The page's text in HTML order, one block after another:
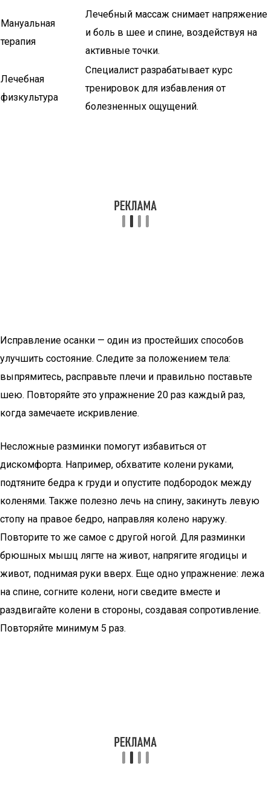
Мануальная
терапия
Лечебный массаж снимает напряжение
и боль в шее и спине, воздействуя на
активные точки.
Лечебная
физкультура
Специалист разрабатывает курс
тренировок для избавления от
болезненных ощущений.
Исправление осанки — один из простейших способов
улучшить состояние. Следите за положением тела:
выпрямитесь, расправьте плечи и правильно поставьте
шею. Повторяйте это упражнение 20 раз каждый раз,
когда замечаете искривление.
Несложные разминки помогут избавиться от
дискомфорта. Например, обхватите колени руками,
подтяните бедра к груди и опустите подбородок между
коленями. Также полезно лечь на спину, закинуть левую
стопу на правое бедро, направляя колено наружу.
Повторите то же самое с другой ногой. Для разминки
брюшных мышц лягте на живот, напрягите ягодицы и
живот, поднимая руки вверх. Еще одно упражнение: лежа
на спине, согните колени, ноги сведите вместе и
раздвигайте колени в стороны, создавая сопротивление.
Повторяйте минимум 5 раз.